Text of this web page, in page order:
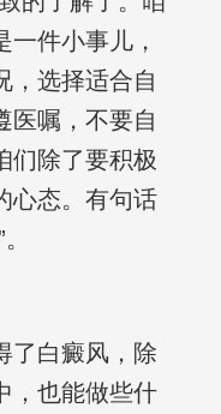
件小事儿，
，选择适合自
医嘱，不要自
们除了要积极
心态。有句话
了白癜风，除
，也能做些什